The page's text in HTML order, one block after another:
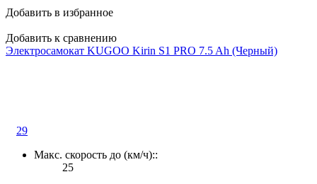
Добавить в избранное
Добавить к сравнению
Электросамокат KUGOO Kirin S1 PRO 7.5 Ah (Черный)
29
Макс. скорость до (км/ч)::
25